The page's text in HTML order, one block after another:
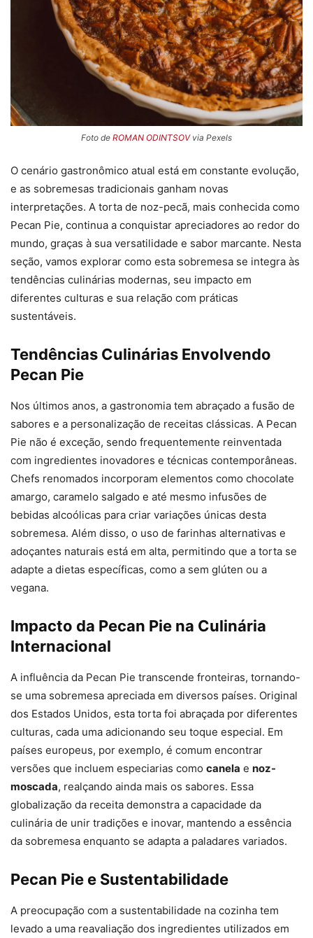
Foto de ROMAN ODINTSOVvia Pexels
O cenário gastronômico atual está em constante evolução,
e as sobremesas tradicionais ganham novas
interpretações. A torta de noz-pecã, mais conhecida como
Pecan Pie, continua a conquistar apreciadores ao redor do
mundo, graças à sua versatilidade e sabor marcante. Nesta
seção, vamos explorar como esta sobremesa se integra às
tendências culinárias modernas, seu impacto em
diferentes culturas e sua relação com práticas
sustentáveis.
Tendências Culinárias Envolvendo
Pecan Pie
Nos últimos anos, a gastronomia tem abraçado a fusão de
sabores e a personalização de receitas clássicas. A Pecan
Pie não é exceção, sendo frequentemente reinventada
com ingredientes inovadores e técnicas contemporâneas.
Chefs renomados incorporam elementos como chocolate
amargo, caramelo salgado e até mesmo infusões de
bebidas alcoólicas para criar variações únicas desta
sobremesa. Além disso, o uso de farinhas alternativas e
adoçantes naturais está em alta, permitindo que a torta se
adapte a dietas específicas, como a sem glúten ou a
vegana.
Impacto da Pecan Pie na Culinária
Internacional
A influência da Pecan Pie transcende fronteiras, tornando-
se uma sobremesa apreciada em diversos países. Original
dos Estados Unidos, esta torta foi abraçada por diferentes
culturas, cada uma adicionando seu toque especial. Em
países europeus, por exemplo, é comum encontrar
versões que incluem especiarias como canela e noz-
moscada, realçando ainda mais os sabores. Essa
globalização da receita demonstra a capacidade da
culinária de unir tradições e inovar, mantendo a essência
da sobremesa enquanto se adapta a paladares variados.
Pecan Pie e Sustentabilidade
A preocupação com a sustentabilidade na cozinha tem
levado a uma reavaliação dos ingredientes utilizados em